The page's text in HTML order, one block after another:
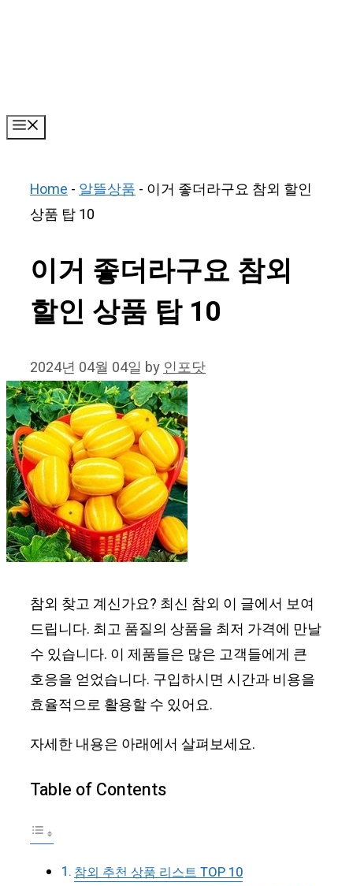
Home-알뜰상품- 이거 좋더라구요 참외 할인
상품 탑 10
이거 좋더라구요 참외
할인 상품 탑 10
2024년 04월 04일 by인포닷
참외 찾고 계신가요? 최신 참외 이 글에서 보여
드립니다. 최고 품질의 상품을 최저 가격에 만날
수 있습니다. 이 제품들은 많은 고객들에게 큰
호응을 얻었습니다. 구입하시면 시간과 비용을
효율적으로 활용할 수 있어요.
자세한 내용은 아래에서 살펴보세요.
Table of Contents
참외 추천 상품 리스트 TOP 10